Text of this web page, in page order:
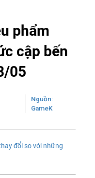
phẩm
cập bến
05
Nguồn:
GameK
đổi so với những